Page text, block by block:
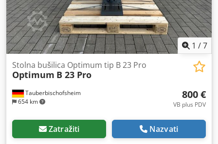
1 /7
Tauberbischofsheim
654 km
Stolna bušilica Optimum tip B 23 Pro
Optimum B 23 Pro
800 €
VB plus PDV
Zatražiti Nazvati